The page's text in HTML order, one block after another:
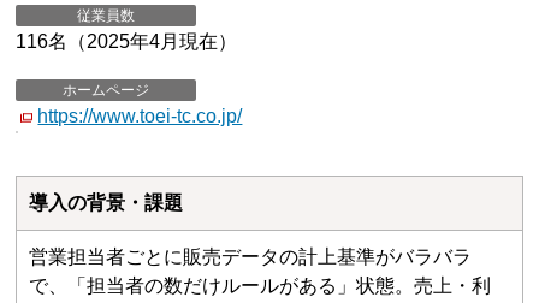
従業員数
116名（2025年4月現在）
ホームページ
https://www.toei-tc.co.jp/
導入の背景・課題
営業担当者ごとに販売データの計上基準がバラバラ
で、「担当者の数だけルールがある」状態。売上・利